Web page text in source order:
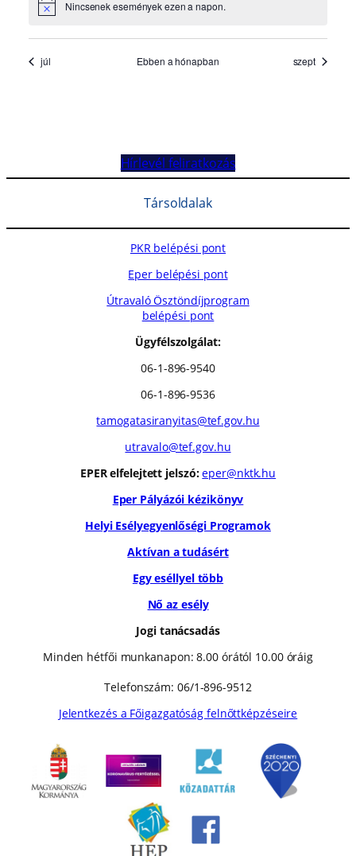
Hírlevél feliratkozás
Társoldalak
PKR belépési pont
Eper belépési pont
Útravaló Ösztöndíjprogram
belépési pont
Ügyfélszolgálat:
06-1-896-9540
06-1-896-9536
tamogatasiranyitas@tef.gov.hu
utravalo@tef.gov.hu
EPER elfelejtett jelszó: eper@nktk.hu
Eper Pályázói kézikönyv
Helyi Esélyegyenlőségi Programok
Aktívan a tudásért
Egy eséllyel több
Nő az esély
Jogi tanácsadás
Minden hétfői munkanapon: 8.00 órától 10.00 óráig
Telefonszám: 06/1-896-9512
Jelentkezés a Főigazgatóság felnőttképzéseire